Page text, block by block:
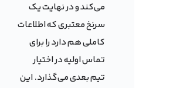
می‌کند و در نهایت یک
سرنخ معتبری که اطلاعات
کاملی هم دارد را برای
تماس اولیه در اختیار
تیم بعدی می‌گذارد. این